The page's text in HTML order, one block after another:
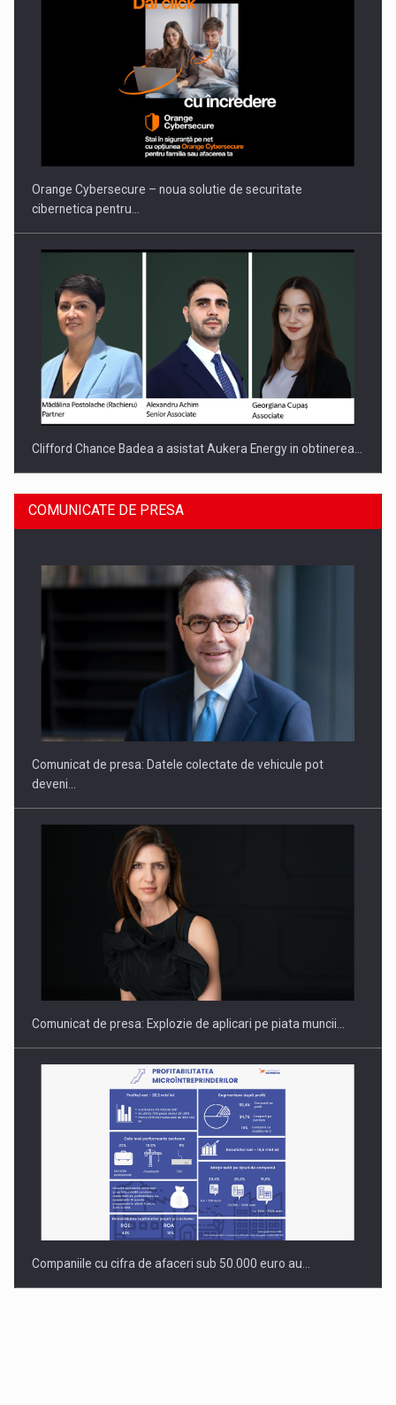
PUTTING ROMANIAN CORPORATE COMPANIES ON THE
INTERNATIONAL BUSINESS SCENE
Orange Cybersecure – noua solutie de securitate
cibernetica pentru…
Clifford Chance Badea a asistat Aukera Energy in obtinerea…
SAPTE PERSONALITATI DIN MEDIUL DE AFACERI, ACADEMIC
Hard Enduro Piatra Craiului 2026, fueled by benzinariile RO…
COMUNICATE DE PRESA
Comunicat de presa: Datele colectate de vehicule pot
deveni…
Comunicat de presa: Explozie de aplicari pe piata muncii…
Companiile cu cifra de afaceri sub 50.000 euro au…